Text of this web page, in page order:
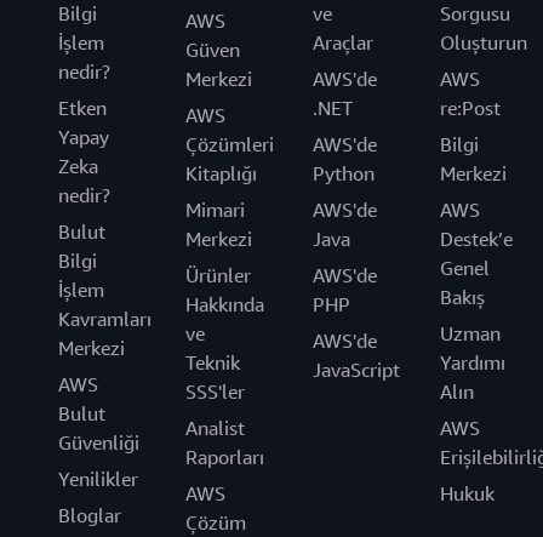
Bilgi
İşlem
nedir?
Etken
Yapay
Zeka
nedir?
Bulut
Bilgi
İşlem
Kavramları
Merkezi
AWS
Bulut
Güvenliği
Yenilikler
Bloglar
AWS
Güven
Merkezi
AWS
Çözümleri
Kitaplığı
Mimari
Merkezi
Ürünler
Hakkında
ve
Teknik
SSS'ler
Analist
Raporları
AWS
Çözüm
ve
Araçlar
AWS'de
.NET
AWS'de
Python
AWS'de
Java
AWS'de
PHP
AWS'de
JavaScript
Sorgusu
Oluşturun
AWS
re:Post
Bilgi
Merkezi
AWS
Destek’e
Genel
Bakış
Uzman
Yardımı
Alın
AWS
Hukuk